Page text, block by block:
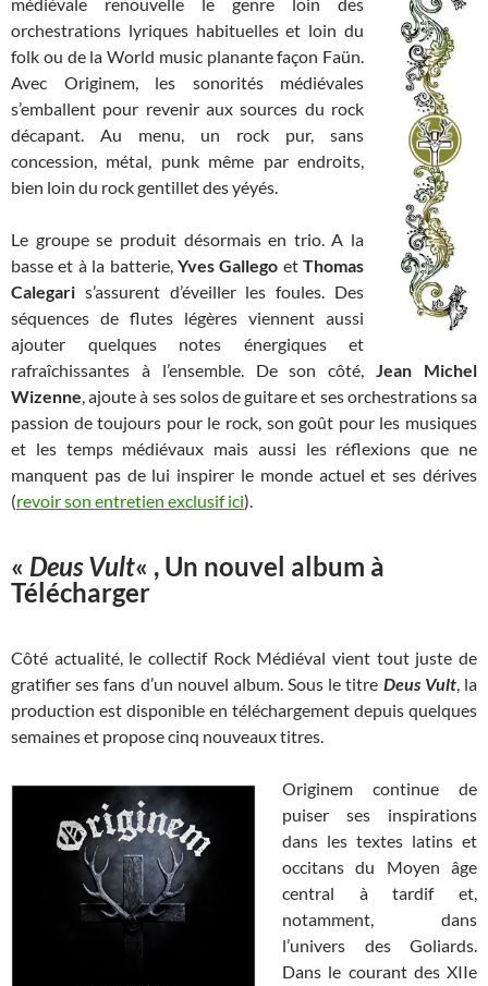
orchestrations lyriques habituelles et loin du
folk ou de la World music planante façon Faün.
Avec Originem, les sonorités médiévales
s’emballent pour revenir aux sources du rock
décapant. Au menu, un rock pur, sans
concession, métal, punk même par endroits,
bien loin du rock gentillet des yéyés.
Le groupe se produit désormais en trio. A la
basse et à la batterie, Yves Gallego et Thomas
Calegari s’assurent d’éveiller les foules. Des
séquences de flutes légères viennent aussi
ajouter quelques notes énergiques et
rafraîchissantes à l’ensemble. De son côté,Jean Michel
Wizenne, ajoute à ses solos de guitare et ses orchestrations sa
passion de toujours pour le rock, son goût pour les musiques
et les temps médiévaux mais aussi les réflexions que ne
manquent pas de lui inspirer le monde actuel et ses dérives
(revoir son entretien exclusif ici).
« Deus Vult« , Un nouvel album à
Télécharger
Côté actualité, le collectif Rock Médiéval vient tout juste de
gratifier ses fans d’un nouvel album. Sous le titre Deus Vult, la
production est disponible en téléchargement depuis quelques
semaines et propose cinq nouveaux titres.
Originem continue de
puiser ses inspirations
dans les textes latins et
occitans du Moyen âge
central à tardif et,
notamment, dans
l’univers des Goliards.
Dans le courant des XIIe